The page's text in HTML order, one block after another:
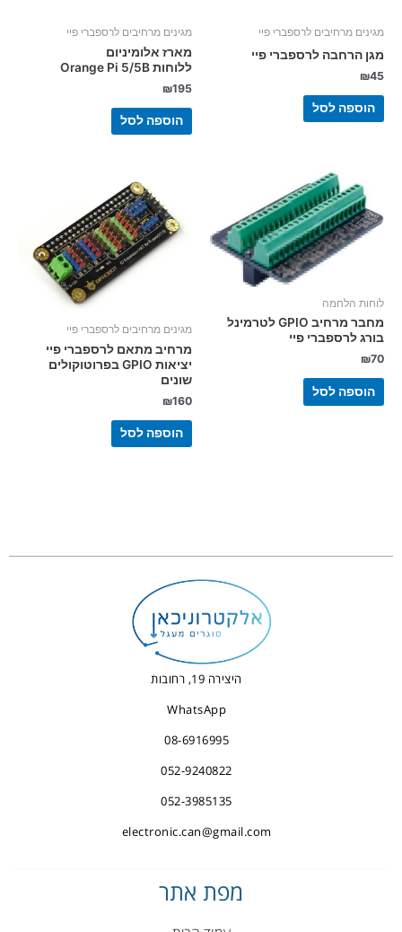
מגינים מרחיבים לרספברי פיי
מגן הרחבה לרספברי פיי
₪45
הוספה לסל
מגינים מרחיבים לרספברי פיי
מארז אלומיניום
ללוחות Orange Pi 5/5B
₪195
הוספה לסל
לוחות הלחמה
מחבר מרחיב GPIO לטרמינל
בורג לרספברי פיי
₪70
הוספה לסל
מגינים מרחיבים לרספברי פיי
מרחיב מתאם לרספברי פיי
יציאות GPIO בפרוטוקולים
שונים
₪160
הוספה לסל
היצירה 19, רחובות
WhatsApp
08-6916995
052-9240822
052-3985135
electronic.can@gmail.com
מפת אתר